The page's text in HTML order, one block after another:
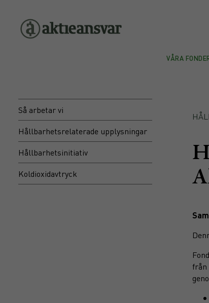
VÅRA
Så arbetar vi
Hållbarhetsrelaterade upplysningar
Hållbarhetsinitiativ
Koldioxidavtryck
från